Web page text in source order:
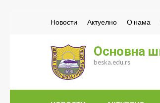
Новости Актуелно О нама
Основна
beska.edu.rs